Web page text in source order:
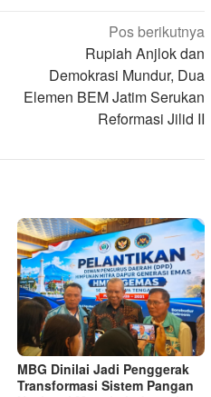
Pos berikutnya
Rupiah Anjlok dan
Demokrasi Mundur, Dua
Elemen BEM Jatim Serukan
Reformasi Jilid II
MBG Dinilai Jadi Penggerak
Transformasi Sistem Pangan